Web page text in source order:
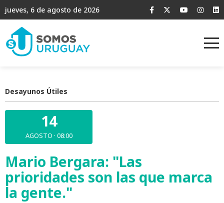
jueves, 6 de agosto de 2026
Desayunos Útiles
14
AGOSTO · 08:00
Mario Bergara: "Las
prioridades son las que marca
la gente."